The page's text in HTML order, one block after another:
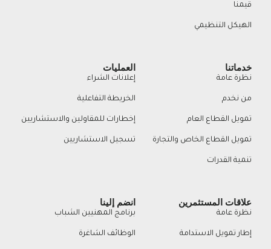
قيمنا
الهيكل التنظيمي
خدماتنا
نظرة عامة
من نخدم
تمويل القطاع العام
تمويل القطاع الخاص والتجارة
تنمية القدرات
العمليات
إعلانات الشراء
الخريطة التفاعلية
إخطارات للمقاولين والاستشاريين
تسجيل الاستشاريين
علاقات المستثمرين
نظرة عامة
إطار تمويل الاستدامة
انضم إلينا
برنامج المهنيين الشباب
الوظائف الشاغرة